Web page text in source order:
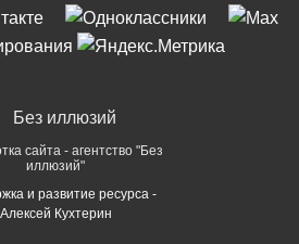
сайта - агентство "Без
иллюзий"
и развитие ресурса -
Алексей Кухтерин